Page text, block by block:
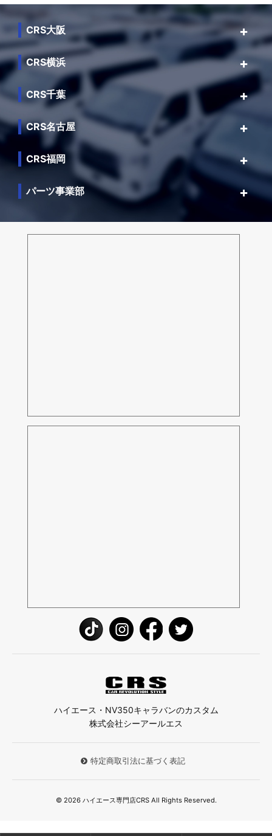
CRS大阪
CRS横浜
CRS千葉
CRS名古屋
CRS福岡
パーツ事業部
ハイエース・NV350キャラバンのカスタム
株式会社シーアールエス
特定商取引法に基づく表記
© 2026 ハイエース専門店CRS All Rights Reserved.